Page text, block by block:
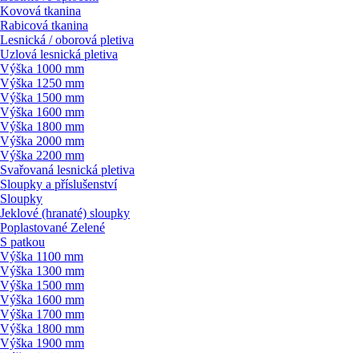
Kovová tkanina
Rabicová tkanina
Lesnická / oborová pletiva
Uzlová lesnická pletiva
Výška 1000 mm
Výška 1250 mm
Výška 1500 mm
Výška 1600 mm
Výška 1800 mm
Výška 2000 mm
Výška 2200 mm
Svařovaná lesnická pletiva
Sloupky a příslušenství
Sloupky
Jeklové (hranaté) sloupky
Poplastované Zelené
S patkou
Výška 1100 mm
Výška 1300 mm
Výška 1500 mm
Výška 1600 mm
Výška 1700 mm
Výška 1800 mm
Výška 1900 mm